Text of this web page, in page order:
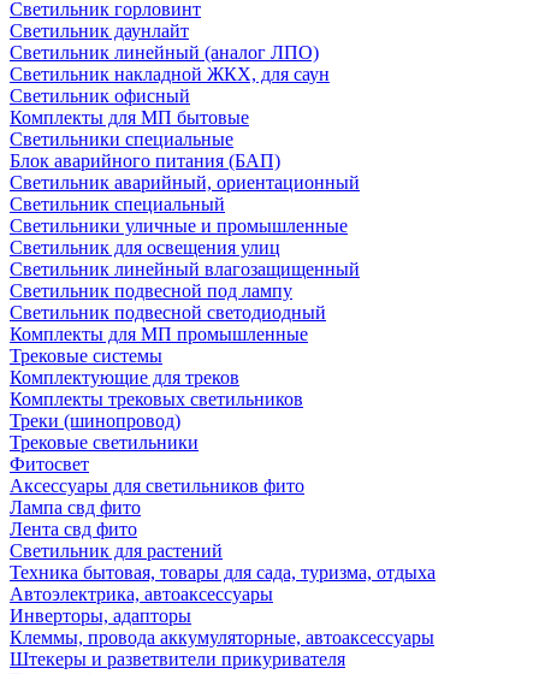
Светильник горловинт
Светильник даунлайт
Светильник линейный (аналог ЛПО)
Светильник накладной ЖКХ, для саун
Светильник офисный
Комплекты для МП бытовые
Светильники специальные
Блок аварийного питания (БАП)
Светильник аварийный, ориентационный
Светильник специальный
Светильники уличные и промышленные
Светильник для освещения улиц
Светильник линейный влагозащищенный
Светильник подвесной под лампу
Светильник подвесной светодиодный
Комплекты для МП промышленные
Трековые системы
Комплектующие для треков
Комплекты трековых светильников
Треки (шинопровод)
Трековые светильники
Фитосвет
Аксессуары для светильников фито
Лампа свд фито
Лента свд фито
Светильник для растений
Техника бытовая, товары для сада, туризма, отдыха
Автоэлектрика, автоаксессуары
Инверторы, адапторы
Клеммы, провода аккумуляторные, автоаксессуары
Штекеры и разветвители прикуривателя